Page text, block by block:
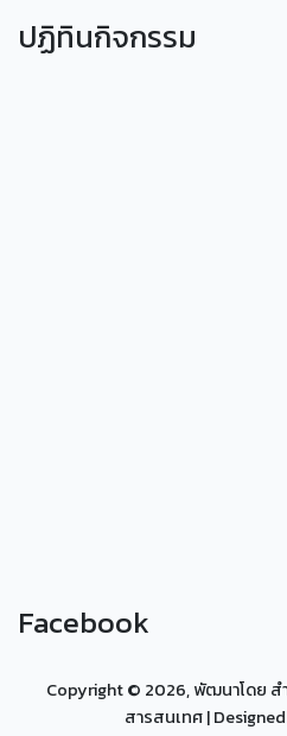
ปฏิทินกิจกรรม
Facebook
Copyright © 2026, พัฒนาโดย ส
สารสนเทศ|